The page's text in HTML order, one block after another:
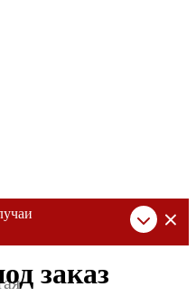
от ИП Алексеевских С.В.
с нами по официальным
заказ